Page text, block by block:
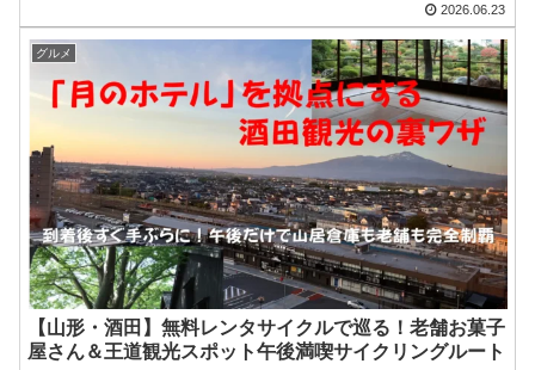
2026.06.23
グルメ
【山形・酒田】無料レンタサイクルで巡る！老舗お菓子
屋さん＆王道観光スポット午後満喫サイクリングルート